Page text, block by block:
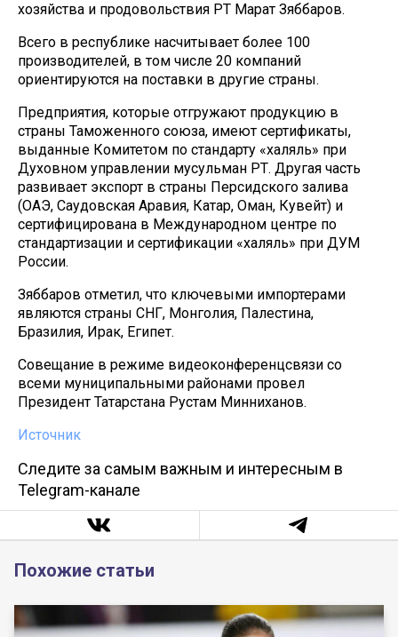
хозяйства и продовольствия РТ Марат Зяббаров.
Всего в республике насчитывает более 100
производителей, в том числе 20 компаний
ориентируются на поставки в другие страны.
Предприятия, которые отгружают продукцию в
страны Таможенного союза, имеют сертификаты,
выданные Комитетом по стандарту «халяль» при
Духовном управлении мусульман РТ. Другая часть
развивает экспорт в страны Персидского залива
(ОАЭ, Саудовская Аравия, Катар, Оман, Кувейт) и
сертифицирована в Международном центре по
стандартизации и сертификации «халяль» при ДУМ
России.
Зяббаров отметил, что ключевыми импортерами
являются страны СНГ, Монголия, Палестина,
Бразилия, Ирак, Египет.
Совещание в режиме видеоконференцсвязи со
всеми муниципальными районами провел
Президент Татарстана Рустам Минниханов.
Источник
Следите за самым важным и интересным в
Telegram-канале
Похожие статьи